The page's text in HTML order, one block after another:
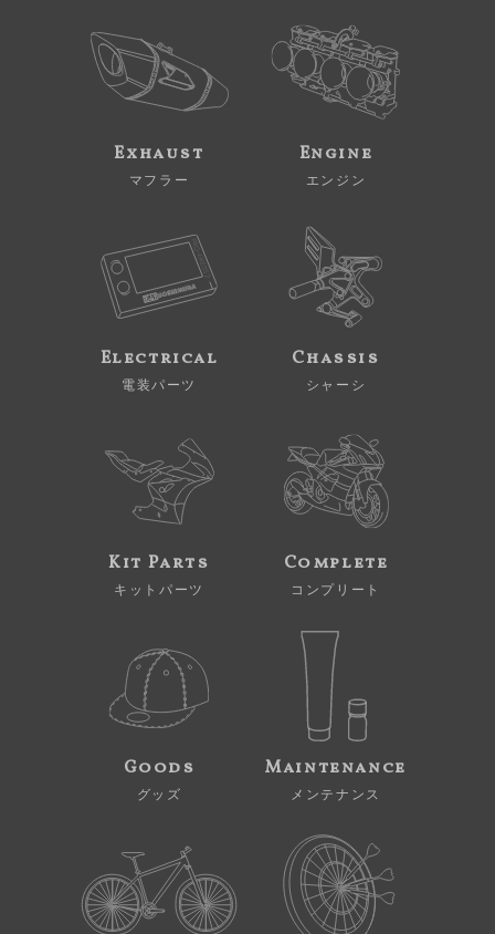
Exhaust
マフラー
Engine
エンジン
Electrical
電装パーツ
Chassis
シャーシ
Kit Parts
キットパーツ
Complete
コンプリート
Goods
グッズ
Maintenance
メンテナンス